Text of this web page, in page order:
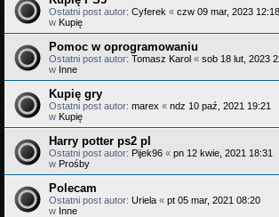
Ostatni post autor: Cyferek « czw 09 mar, 2023 12:18
w Kupię
Pomoc w oprogramowaniu
Ostatni post autor: Tomasz Karol « sob 18 lut, 2023
w Inne
Kupię gry
Ostatni post autor: marex « ndz 10 paź, 2021 19:21
w Kupię
Harry potter ps2 pl
Ostatni post autor: Pijek96 « pn 12 kwie, 2021 18:31
w Prośby
Polecam
Ostatni post autor: Uriela « pt 05 mar, 2021 08:20
w Inne